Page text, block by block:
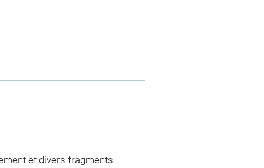
et divers fragments